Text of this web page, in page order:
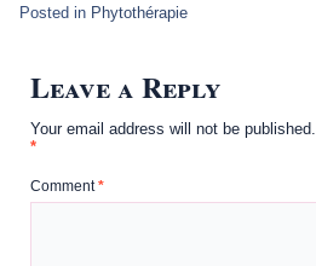
Posted in Phytothérapie
Leave a Reply
Your email address will not be published.
*
Comment*